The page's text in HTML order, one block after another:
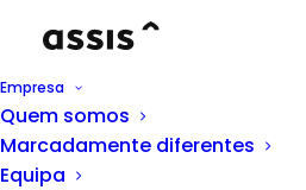
Empresa
Quem somos
Marcadamente diferentes
Equipa
THINK HUMAN